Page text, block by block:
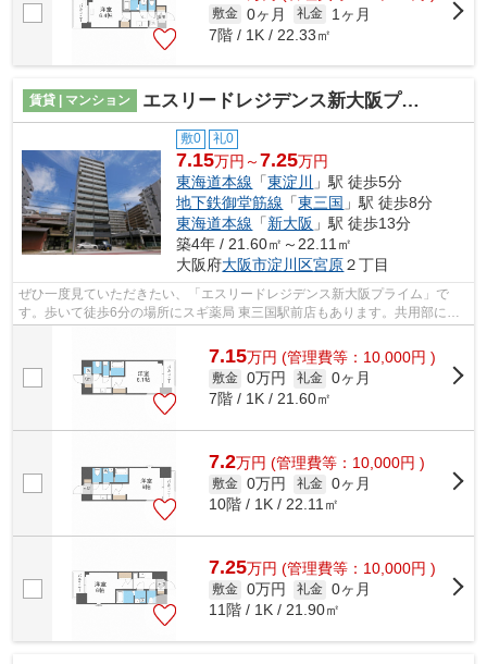
敷金 0ヶ月 礼金
1ヶ月
7階 / 1K / 22.33㎡
賃貸 | マンション エスリードレジデンス新大阪プライム
敷0 礼0
7.15万円～7.25万円
東海道本線 「東淀川
」駅 徒歩5分
地下鉄御堂筋線 「東三国 」駅 徒歩8分
東海道本線 「新大阪 」駅 徒歩13分
築4年 / 21.60㎡～22.11㎡
大阪府大阪市淀川区宮原２丁目
ぜひ一度見ていただきたい、「エスリードレジデンス新大阪プライム」で
す。歩いて徒歩6分の場所にスギ薬局 東三国駅前店もあります。共用部には
7.15万円 (管理費等：10,000円 )
敷金 0万円 礼金 0ヶ月
7階 / 1K / 21.60㎡
7.2万円 (管理費等：10,000円 )
敷金 0万円 礼金 0ヶ月
10階 / 1K / 22.11㎡
7.25万円 (管理費等：10,000円 )
敷金 0万円 礼金 0ヶ月
11階 / 1K / 21.90㎡